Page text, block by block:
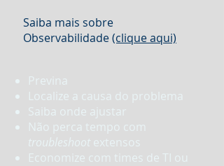
Saiba mais sobre
Observabilidade(clique aqui)
Previna
Localize a causa do problema
Saiba onde ajustar
Não perca tempo com
troubleshoot extensos
Economize com times de TI ou